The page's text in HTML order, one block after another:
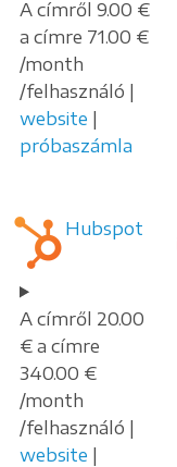
A címről 9.00 €
a címre 71.00 €
/month
/felhasználó |
website |
próbaszámla
Hubspot
A címről 20.00
€ a címre
340.00 €
/month
/felhasználó |
website |